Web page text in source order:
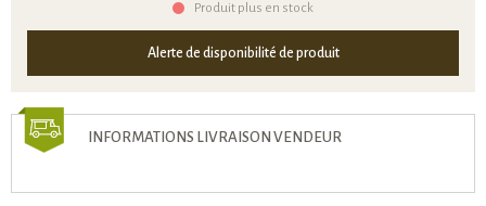
Produit plus en stock
Alerte de disponibilité de produit
INFORMATIONS LIVRAISON VENDEUR